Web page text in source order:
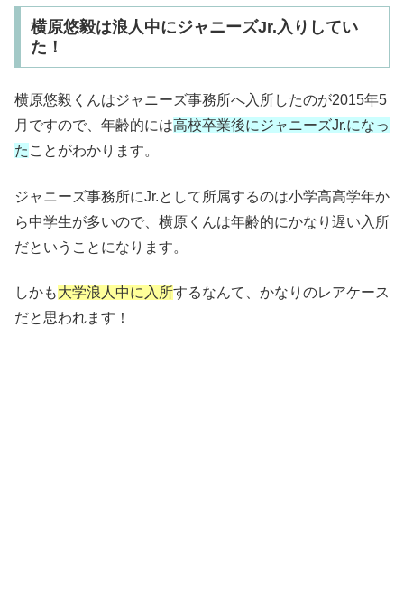
横原悠毅は浪人中にジャニーズJr.入りしてい
た！
横原悠毅くんはジャニーズ事務所へ入所したのが2015年5
月ですので、年齢的には高校卒業後にジャニーズJr.になっ
た ことがわかります。
ジャニーズ事務所にJr.として所属するのは小学高高学年か
ら中学生が多いので、横原くんは年齢的にかなり遅い入所
だということになります。
しかも大学浪人中に入所するなんて、かなりのレアケース
だと思われます！